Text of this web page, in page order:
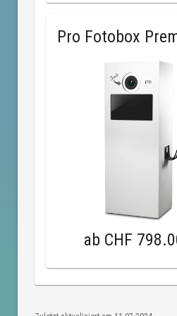
Pro Fotobox
ab CHF